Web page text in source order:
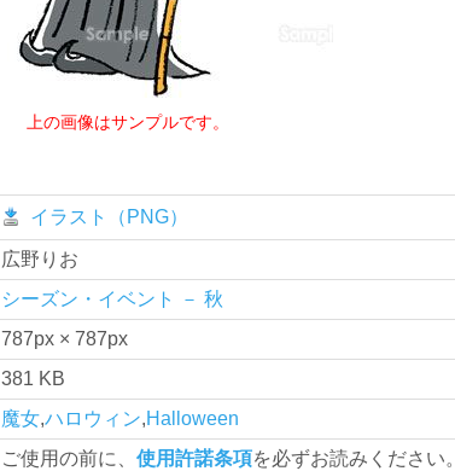
上の画像はサンプルです。
イラスト（PNG）
広野りお
シーズン・イベント － 秋
787px × 787px
381 KB
魔女,ハロウィン,Halloween
ご使用の前に、 使用許諾条項を必ずお読みください。